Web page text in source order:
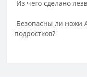
Из чего сделано
Безопасны ли ножи
подростков?